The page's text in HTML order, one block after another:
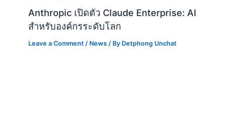
Anthropic เปิดตัว Claude Enterprise: AI
สำหรับองค์กรระดับโลก
Leave a Comment / News / By Detphong Unchat